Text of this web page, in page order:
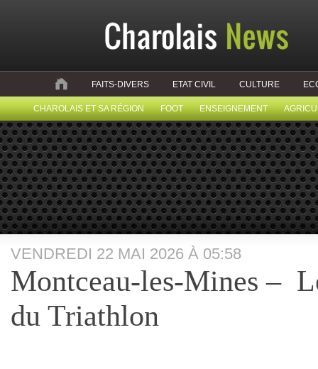
FAITS-DIVERS ETAT CIVIL CULTURE
CHAROLAIS ET SA RÉGION FOOT ENSEIGNEMENT
VENDREDI 22 MAI 2026 À 05:58
Montceau-les-Mines –
du Triathlon